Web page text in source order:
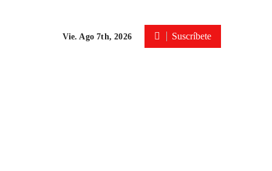
Vie. Ago 7th, 2026 Suscríbete